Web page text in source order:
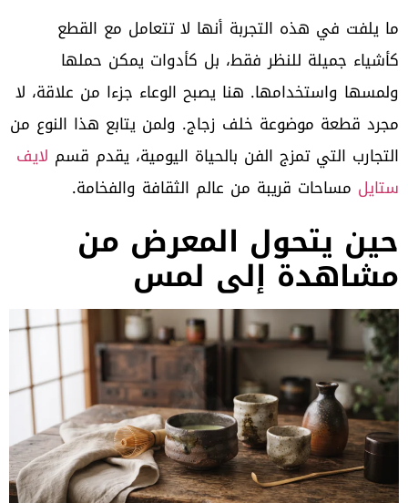
ما يلفت في هذه التجربة أنها لا تتعامل مع القطع
كأشياء جميلة للنظر فقط، بل كأدوات يمكن حملها
ولمسها واستخدامها. هنا يصبح الوعاء جزءا من علاقة، لا
مجرد قطعة موضوعة خلف زجاج. ولمن يتابع هذا النوع من
التجارب التي تمزج الفن بالحياة اليومية، يقدم قسم لايف
ستايل مساحات قريبة من عالم الثقافة والفخامة.
حين يتحول المعرض من
مشاهدة إلى لمس